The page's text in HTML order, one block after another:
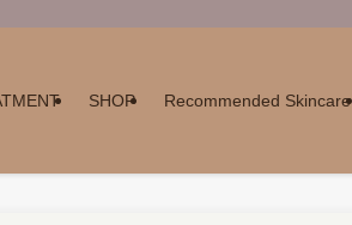
SHOP Recommended Skincare